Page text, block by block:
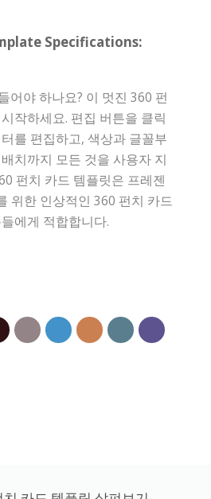
Specifications:
어야 하나요? 이 멋진 360 펀
작하세요. 편집 버튼을 클릭
를 편집하고, 색상과 글꼴부
치까지 모든 것을 사용자 지
펀치 카드 템플릿은 프레젠
위한 인상적인 360 펀치 카드
에게 적합합니다.